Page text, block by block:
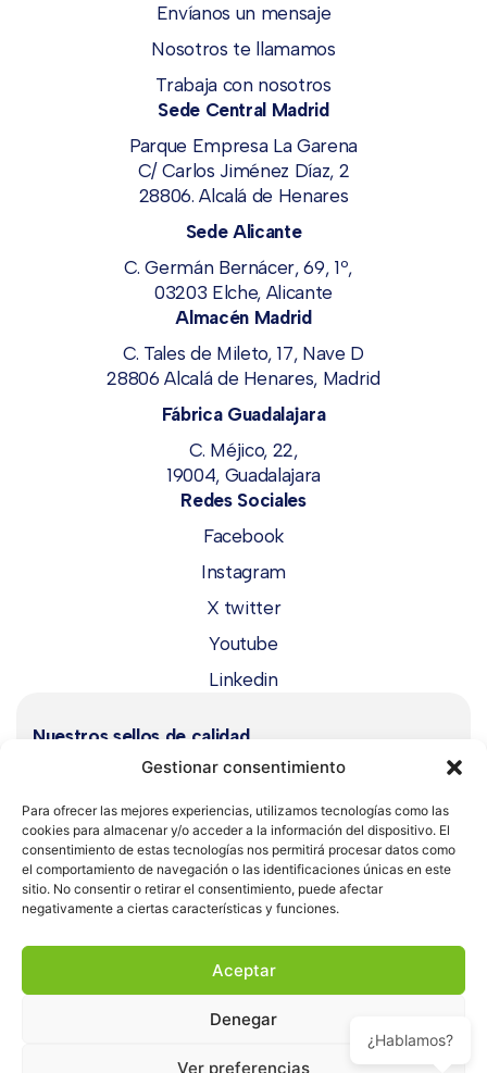
Gestionar consentimiento
Para ofrecer las mejores experiencias, utilizamos tecnologías como las
cookies para almacenar y/o acceder a la información del dispositivo. El
consentimiento de estas tecnologías nos permitirá procesar datos como
el comportamiento de navegación o las identificaciones únicas en este
sitio. No consentir o retirar el consentimiento, puede afectar
negativamente a ciertas características y funciones.
Aceptar
Denegar
Ver preferencias
Envíanos un mensaje
Nosotros te llamamos
Trabaja con nosotros
Sede Central Madrid
Parque Empresa La Garena
C/ Carlos Jiménez Díaz, 2
28806. Alcalá de Henares
Sede Alicante
C. Germán Bernácer, 69, 1º,
03203 Elche, Alicante
Almacén Madrid
C. Tales de Mileto, 17, Nave D
28806 Alcalá de Henares, Madrid
Fábrica Guadalajara
C. Méjico, 22,
19004, Guadalajara
Redes Sociales
Facebook
Instagram
X twitter
Youtube
Linkedin
Nuestros sellos de calidad
Aviso Legal
Política de cookies
Política de seguridad
Condiciones de uso
¿Hablamos?